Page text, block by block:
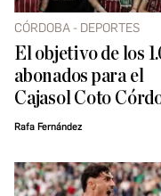
CÓRDOBA - DEPORTES
El objetivo de los
abonados para el
Cajasol Coto
Rafa Fernández